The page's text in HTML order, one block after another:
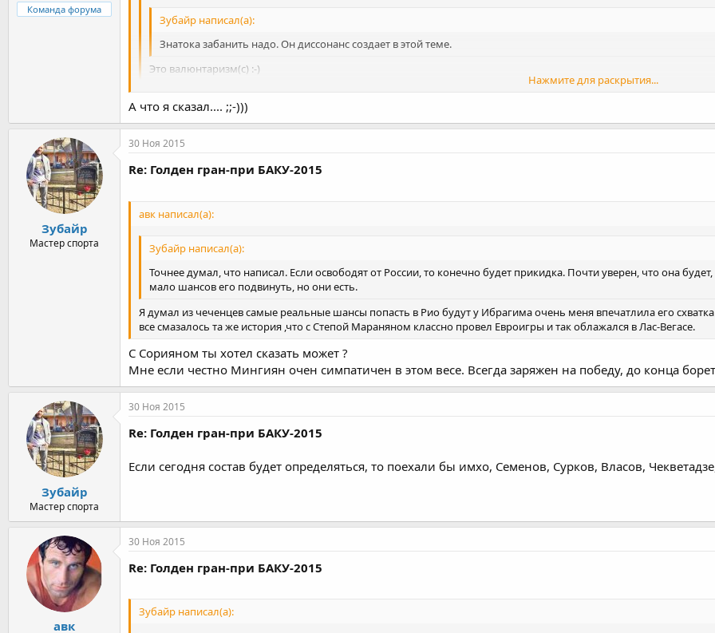
Команда форума
Зубайр написал(а):
Знатока забанить надо. Он диссонанс создает в этой теме.
Это валюнтаризм(с) :-)
Нажмите для раскрытия...
А что я сказал.... ;;-)))
Зубайр
Мастер спорта
30 Ноя 2015
Re: Голден гран-при БАКУ-2015
авк написал(а):
Зубайр написал(а):
Точнее думал, что написал. Если освободят от России, то конечно будет прикидка. Почти уверен, что она
мало шансов его подвинуть, но они есть.
Я думал из чеченцев самые реальные шансы попасть в Рио будут у Ибрагима очень меня впечатлила его
все смазалось та же история ,что с Степой Мараняном классно провел Евроигры и так облажался в Лас-Вегасе.
С Сорияном ты хотел сказать может ?
Мне если честно Мингиян очен симпатичен в этом весе. Всегда заряжен на победу, до конца
Зубайр
Мастер спорта
30 Ноя 2015
Re: Голден гран-при БАКУ-2015
Если сегодня состав будет определяться, то поехали бы имхо, Семенов, Сурков, Власов,
авк
30 Ноя 2015
Re: Голден гран-при БАКУ-2015
Зубайр написал(а):